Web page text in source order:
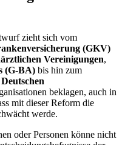
zieht sich vom
(GKV)
Vereinigungen,
(G-BA) bis hin zum
Deutschen
beklagen, auch in
mit dieser Reform die
werde.
oder Personen könne nicht